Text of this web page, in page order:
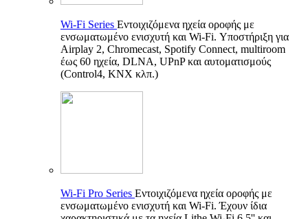
Wi-Fi Series Εντοιχιζόμενα ηχεία οροφής με
ενσωματωμένο ενισχυτή και Wi-Fi. Υποστήριξη για
Airplay 2, Chromecast, Spotify Connect, multiroom
έως 60 ηχεία, DLNA, UPnP και αυτοματισμούς
(Control4, KNX κλπ.)
Wi-Fi Pro Series Εντοιχιζόμενα ηχεία οροφής με
ενσωματωμένο ενισχυτή και Wi-Fi. Έχουν ίδια